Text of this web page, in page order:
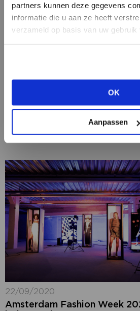
partners kunnen deze gegevens
informatie die u aan ze heeft
verzameld op basis van uw gebruik
OK
Aanpassen
HEB JE NOG
aan of bekijk de andere
BEKIJK ALLE
Kleur
modeconservator Madelief Hohé
Den Haag. Toen afgelopen mei
voor dit najaar geplande Dior-
werd...
22/09/2020
Amsterdam Fashion Week